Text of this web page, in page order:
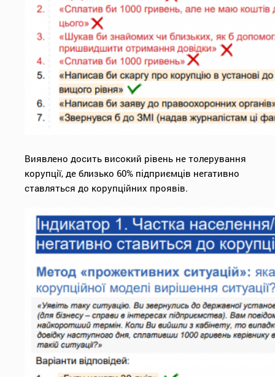
Виявлено досить високий рівень не толерування
корупції, де близько 60% підприємців негативно
ставляться до корупційних проявів.